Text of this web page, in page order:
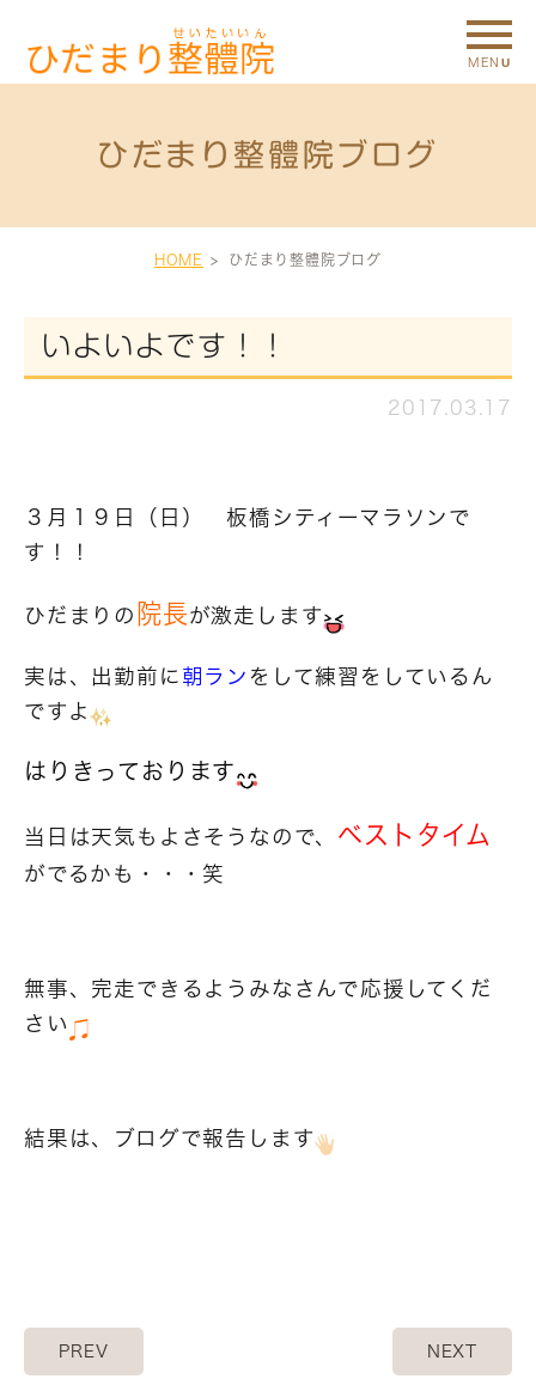
ひだまり整體院ブログ
HOME ひだまり整體院ブログ
いよいよです！！
2017.03.17
３月１９日（日） 板橋シティーマラソンで
す！！
ひだまりの 院長が激走します
実は、出勤前に 朝ラン をして練習をしているん
ですよ
はりきっております
当日は天気もよさそうなので、 ベストタイム
がでるかも・・・笑
無事、完走できるようみなさんで応援してくだ
さい
結果は、ブログで報告します
PREV NEXT